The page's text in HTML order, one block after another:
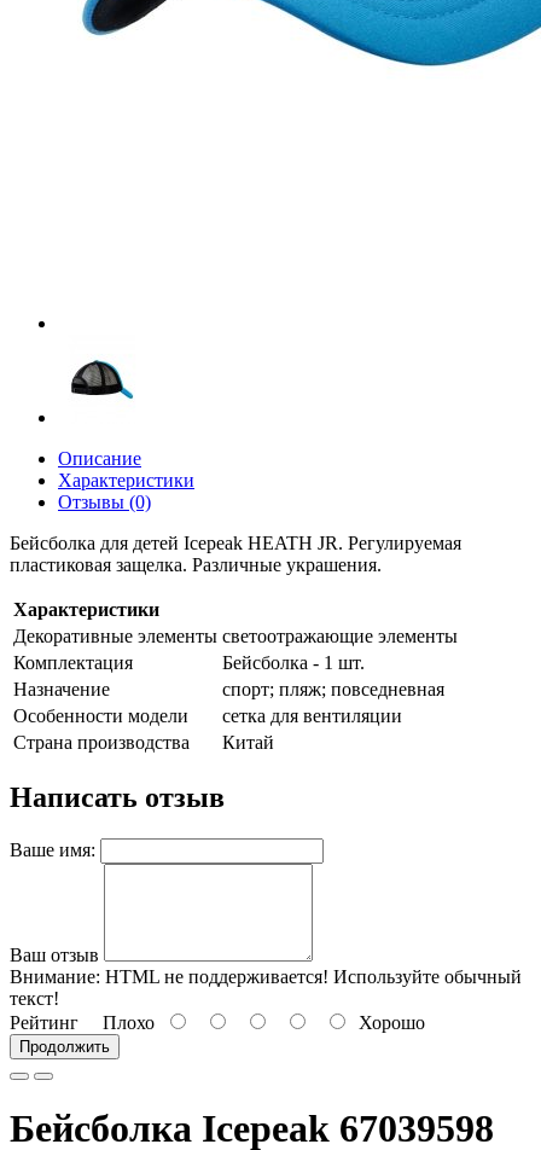
Описание
Характеристики
Отзывы (0)
Бейсболка для детей Icepeak HEATH JR. Регулируемая
пластиковая защелка. Различные украшения.
Характеристики
Декоративные элементы светоотражающие элементы
Комплектация
Бейсболка - 1 шт.
Назначение
спорт; пляж; повседневная
Особенности модели
сетка для вентиляции
Страна производства
Китай
Написать отзыв
Ваше имя:
Ваш отзыв
Внимание: HTML не поддерживается! Используйте обычный
текст!
Рейтинг Плохо Хорошо
Продолжить
Бейсболка Icepeak 67039598